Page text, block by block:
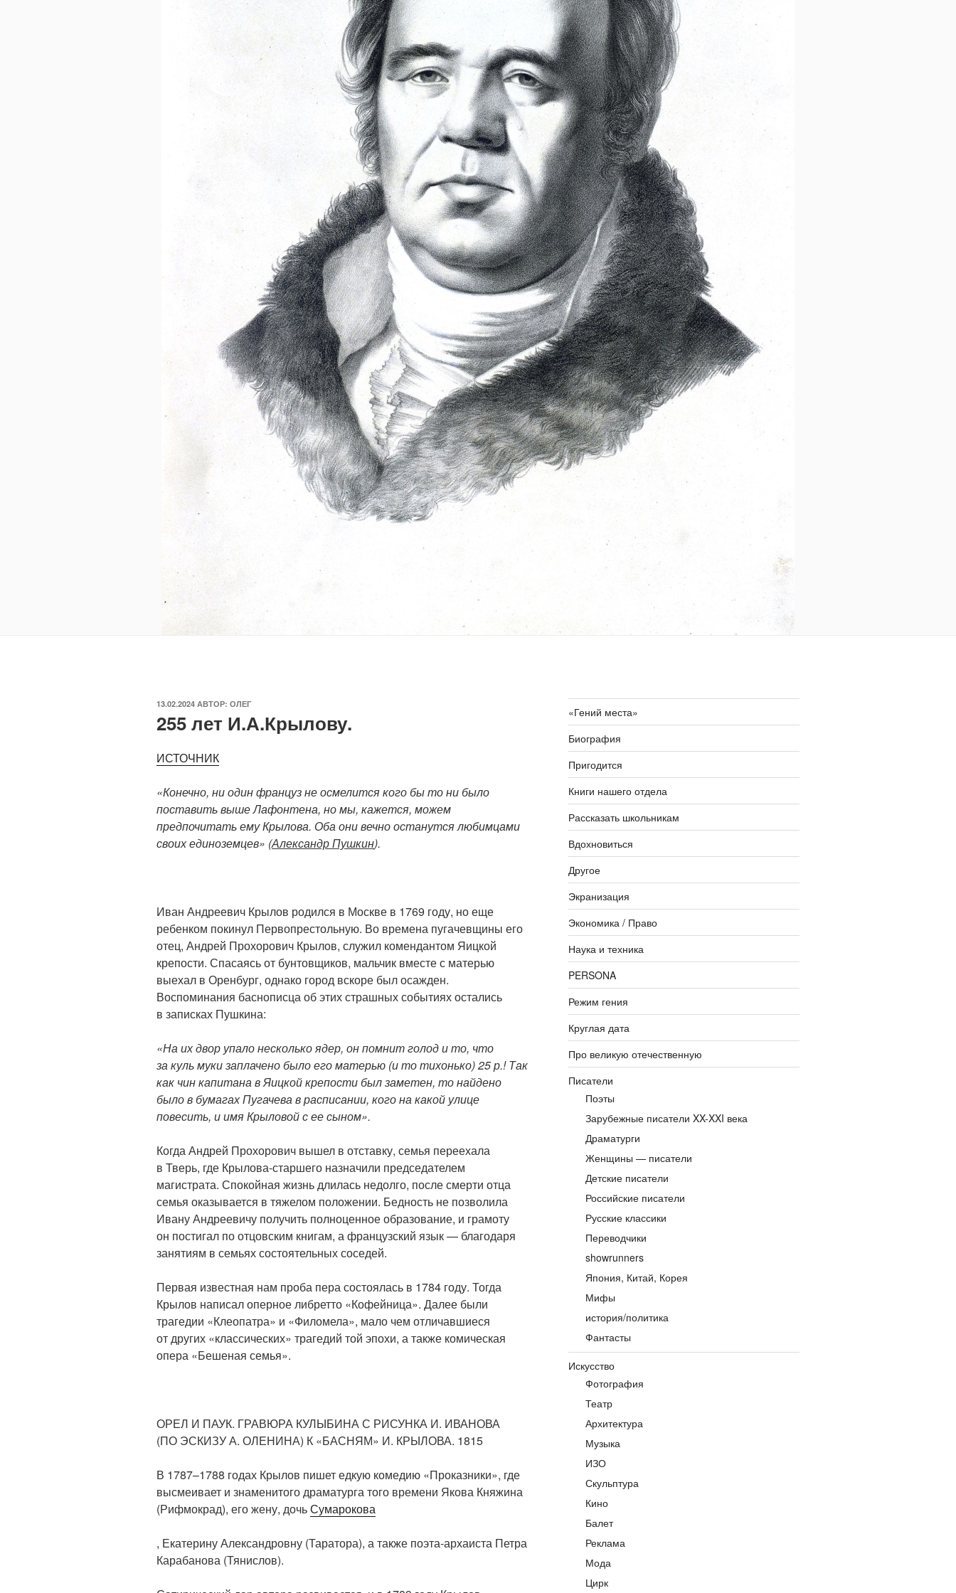
ОПУБЛИКОВАНО
13.02.2024 АВТОР: ОЛЕГ
255 лет И.А.Крылову.
ИСТОЧНИК
«Конечно, ни один француз не осмелится кого бы то ни было
поставить выше Лафонтена, но мы, кажется, можем
предпочитать ему Крылова. Оба они вечно останутся любимцами
своих единоземцев» (Александр Пушкин).
Иван Андреевич Крылов родился в Москве в 1769 году, но еще
ребенком покинул Первопрестольную. Во времена пугачевщины его
отец, Андрей Прохорович Крылов, служил комендантом Яицкой
крепости. Спасаясь от бунтовщиков, мальчик вместе с матерью
выехал в Оренбург, однако город вскоре был осажден.
Воспоминания баснописца об этих страшных событиях остались
в записках Пушкина:
«На их двор упало несколько ядер, он помнит голод и то, что
за куль муки заплачено было его матерью (и то тихонько) 25 р.! Так
как чин капитана в Яицкой крепости был заметен, то найдено
было в бумагах Пугачева в расписании, кого на какой улице
повесить, и имя Крыловой с ее сыном».
Когда Андрей Прохорович вышел в отставку, семья переехала
в Тверь, где Крылова-старшего назначили председателем
магистрата. Спокойная жизнь длилась недолго, после смерти отца
семья оказывается в тяжелом положении. Бедность не позволила
Ивану Андреевичу получить полноценное образование, и грамоту
он постигал по отцовским книгам, а французский язык — благодаря
занятиям в семьях состоятельных соседей.
Первая известная нам проба пера состоялась в 1784 году. Тогда
Крылов написал оперное либретто «Кофейница». Далее были
трагедии «Клеопатра» и «Филомела», мало чем отличавшиеся
от других «классических» трагедий той эпохи, а также комическая
опера «Бешеная семья».
ОРЕЛ И ПАУК. ГРАВЮРА КУЛЫБИНА С РИСУНКА И. ИВАНОВА
(ПО ЭСКИЗУ А. ОЛЕНИНА) К «БАСНЯМ» И. КРЫЛОВА. 1815
В 1787–1788 годах Крылов пишет едкую комедию «Проказники», где
высмеивает и знаменитого драматурга того времени Якова Княжина
(Рифмокрад), его жену, дочьСумарокова​
, Екатерину Александровну (Таратора), а также поэта-архаиста Петра
Карабанова (Тянислов).
«Гений места»
Биография
Пригодится
Книги нашего отдела
Рассказать школьникам
Вдохновиться
Другое
Экранизация
Экономика / Право
Наука и техника
PERSONA
Режим гения
Круглая дата
Про великую отечественную
Писатели
Поэты
Зарубежные писатели XX-XXI века
Драматурги
Женщины — писатели
Детские писатели
Российские писатели
Русские классики
Переводчики
showrunners
Япония, Китай, Корея
Мифы
история/политика
Фантасты
Искусство
Фотография
Театр
Архитектура
Музыка
ИЗО
Скульптура
Кино
Балет
Реклама
Мода
Цирк